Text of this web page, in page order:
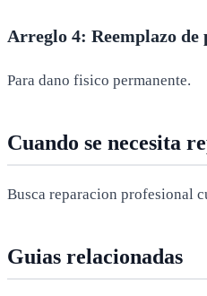
Arreglo 4: Reemplazo de
Para dano fisico permanente.
Cuando se necesita
Busca reparacion profesional
Guias relacionadas